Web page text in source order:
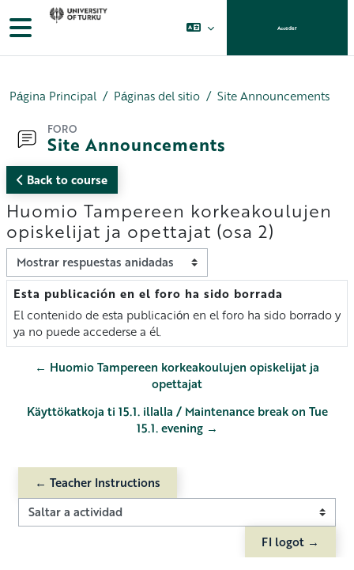
Salta al contenido principal
Panel lateral Acceder
Página Principal Páginas del sitio Site Announcements
FORO
Site Announcements
Back to course
Huomio Tampereen korkeakoulujen
opiskelijat ja opettajat (osa 2)
Mostrar modo
Esta publicación en el foro ha sido borrada
Número de respuestas: 0
El contenido de esta publicación en el foro ha sido borrado y
ya no puede accederse a él.
← Huomio Tampereen korkeakoulujen opiskelijat ja
opettajat
Käyttökatkoja ti 15.1. illalla / Maintenance break on Tue
15.1. evening →
← Teacher Instructions
Saltar a actividad
FI logot →